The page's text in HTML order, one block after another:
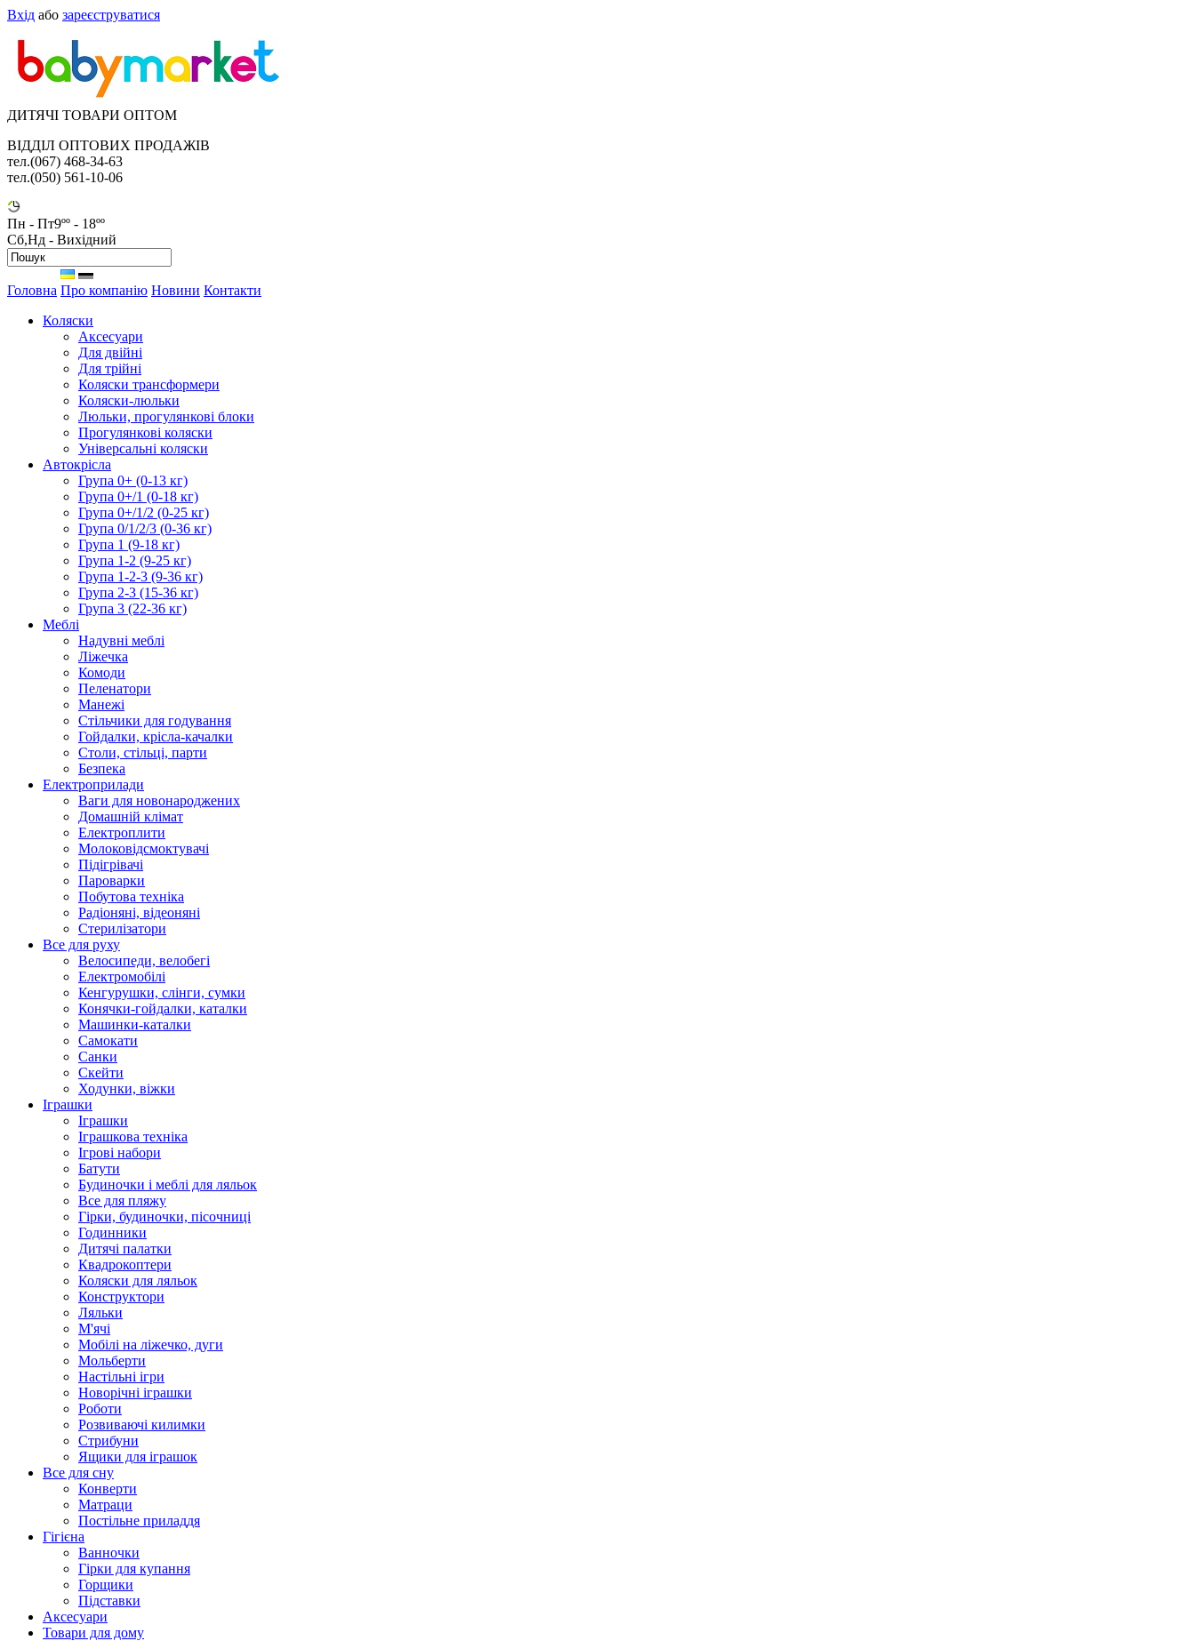
Вхід або зареєструватися
ДИТЯЧІ ТОВАРИ ОПТОМ
ВІДДІЛ ОПТОВИХ ПРОДАЖІВ
тел.(067) 468-34-63
тел.(050) 561-10-06
Пн - Пт9ºº - 18ºº
Сб,Нд - Вихідний
Головна Про компанію Новини Контакти
Коляски
Аксесуари
Для двійні
Для трійні
Коляски трансформери
Коляски-люльки
Люльки, прогулянкові блоки
Прогулянкові коляски
Універсальні коляски
Автокрісла
Група 0+ (0-13 кг)
Група 0+/1 (0-18 кг)
Група 0+/1/2 (0-25 кг)
Група 0/1/2/3 (0-36 кг)
Група 1 (9-18 кг)
Група 1-2 (9-25 кг)
Група 1-2-3 (9-36 кг)
Група 2-3 (15-36 кг)
Група 3 (22-36 кг)
Меблі
Надувні меблі
Ліжечка
Комоди
Пеленатори
Манежі
Стільчики для годування
Гойдалки, крісла-качалки
Столи, стільці, парти
Безпека
Електроприлади
Ваги для новонароджених
Домашній клімат
Електроплити
Молоковідсмоктувачі
Підігрівачі
Пароварки
Побутова техніка
Радіоняні, відеоняні
Стерилізатори
Все для руху
Велосипеди, велобегі
Електромобілі
Кенгурушки, слінги, сумки
Конячки-гойдалки, каталки
Машинки-каталки
Самокати
Санки
Скейти
Ходунки, віжки
Іграшки
Іграшки
Іграшкова техніка
Ігрові набори
Батути
Будиночки і меблі для ляльок
Все для пляжу
Гірки, будиночки, пісочниці
Годинники
Дитячі палатки
Квадрокоптери
Коляски для ляльок
Конструктори
Ляльки
М'ячі
Мобілі на ліжечко, дуги
Мольберти
Настільні ігри
Новорічні іграшки
Роботи
Розвиваючі килимки
Стрибуни
Ящики для іграшок
Все для сну
Конверти
Матраци
Постільне приладдя
Гігієна
Ванночки
Гірки для купання
Горщики
Підставки
Аксесуари
Товари для дому